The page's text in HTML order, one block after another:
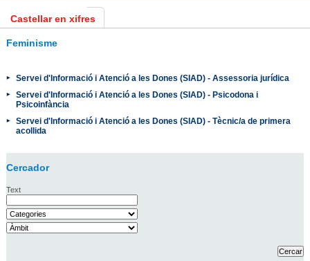
Castellar en xifres
Feminisme
Servei d'Informació i Atenció a les Dones (SIAD) - Assessoria jurídica
Servei d'Informació i Atenció a les Dones (SIAD) - Psicodona i
Psicoinfància
Servei d'Informació i Atenció a les Dones (SIAD) - Tècnic/a de primera
acollida
Cercador
Text